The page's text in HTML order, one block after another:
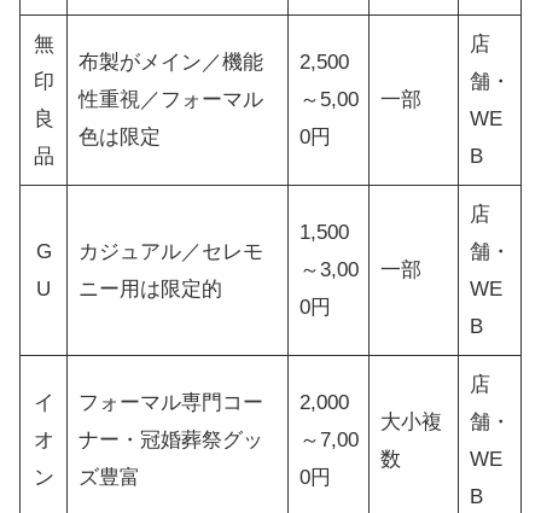
無
印
良
品
布製がメイン／機能
性重視／フォーマル
色は限定
2,500
～5,00
0円
一部
店
舗・
WE
B
G
U
カジュアル／セレモ
ニー用は限定的
1,500
～3,00
0円
一部
店
舗・
WE
B
イ
オ
ン
フォーマル専門コー
ナー・冠婚葬祭グッ
ズ豊富
2,000
～7,00
0円
大小複
数
店
舗・
WE
B